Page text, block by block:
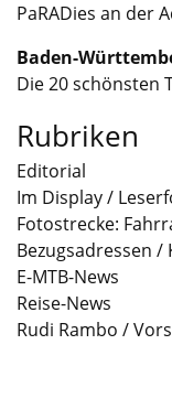
PaRADies an der
Baden-
Die 20 schönsten
Rubriken
Editorial
Im Display /
Fotostrecke:
Bezugsadressen /
E-MTB-News
Reise-News
Rudi Rambo /